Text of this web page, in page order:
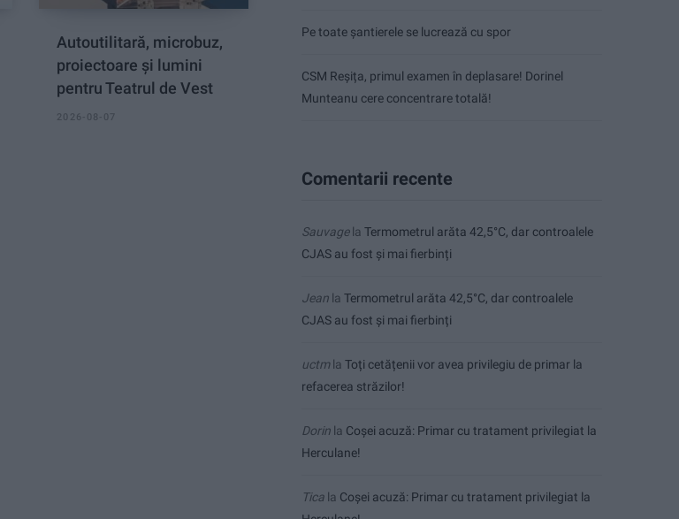
Autoutilitară, microbuz,
proiectoare și lumini
pentru Teatrul de Vest
2026-08-07
Pe toate șantierele se lucrează cu spor
CSM Reșița, primul examen în deplasare! Dorinel
Munteanu cere concentrare totală!
Comentarii recente
Sauvagela Termometrul arăta 42,5°C, dar controalele
CJAS au fost și mai fierbinți
Jean la Termometrul arăta 42,5°C, dar controalele
CJAS au fost și mai fierbinți
uctmla Toți cetățenii vor avea privilegiu de primar la
refacerea străzilor!
Dorin la Coșei acuză: Primar cu tratament privilegiat la
Herculane!
Tica la Coșei acuză: Primar cu tratament privilegiat la